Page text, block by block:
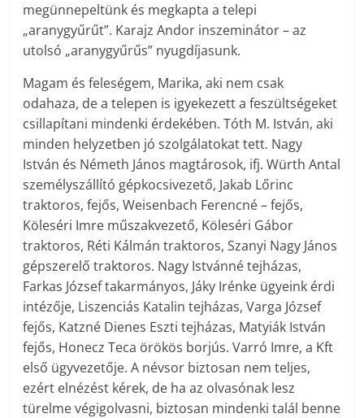
megünnepeltünk és megkapta a telepi
„aranygyűrűt”. Karajz Andor inszeminátor – az
utolsó „aranygyűrűs” nyugdíjasunk.
Magam és feleségem, Marika, aki nem csak
odahaza, de a telepen is igyekezett a feszültségeket
csillapítani mindenki érdekében. Tóth M. István, aki
minden helyzetben jó szolgálatokat tett. Nagy
István és Németh János magtárosok, ifj. Würth Antal
személyszállító gépkocsivezető, Jakab Lőrinc
traktoros, fejős, Weisenbach Ferencné – fejős,
Köleséri Imre műszakvezető, Köleséri Gábor
traktoros, Réti Kálmán traktoros, Szanyi Nagy János
gépszerelő traktoros. Nagy Istvánné tejházas,
Farkas József takarmányos, Jáky Irénke ügyeink érdi
intézője, Liszenciás Katalin tejházas, Varga József
fejős, Katzné Dienes Eszti tejházas, Matyiák István
fejős, Honecz Teca örökös borjús. Varró Imre, a Kft
első ügyvezetője. A névsor biztosan nem teljes,
ezért elnézést kérek, de ha az olvasónak lesz
türelme végigolvasni, biztosan mindenki talál benne